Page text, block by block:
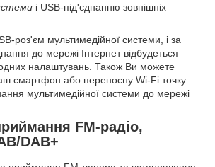
і USB-під'єднанню зовнішніх
роз'єм мультимедійної системи, і за
до мережі Інтернет відбудеться
налаштувань. Також Ви можете
смартфон або переносну Wi-Fi точку
мультимедійної системи до мережі
FM-радіо,
DAB+